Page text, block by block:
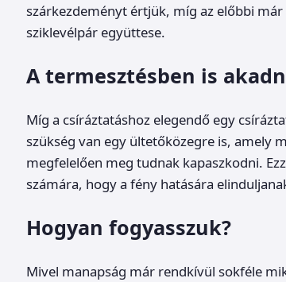
szárkezdeményt értjük, míg az előbbi
sziklevélpár együttese.
A termesztésben is
Míg a csíráztatáshoz elegendő egy
szükség van egy ültetőközegre is, amely
megfelelően meg tudnak kapaszkodni.
számára, hogy a fény hatására
Hogyan fogyasszuk?
Mivel manapság már rendkívül sokféle